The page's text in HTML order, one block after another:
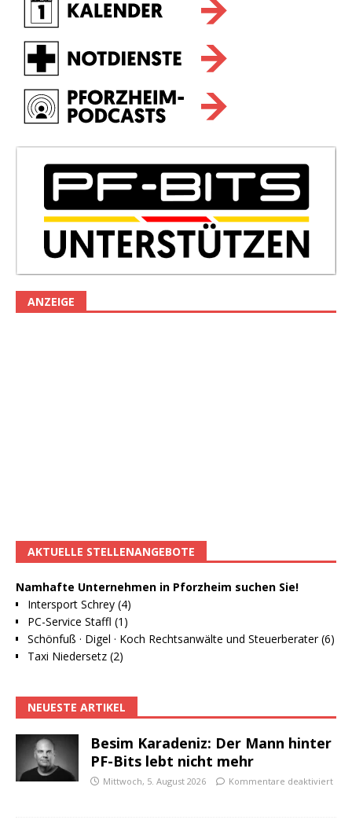
ANZEIGE
AKTUELLE STELLENANGEBOTE
Namhafte Unternehmen in Pforzheim suchen Sie!
Intersport Schrey (4)
PC-Service Staffl (1)
Schönfuß · Digel · Koch Rechtsanwälte und Steuerberater (6)
Taxi Niedersetz (2)
NEUESTE ARTIKEL
Besim Karadeniz: Der Mann hinter
PF-Bits lebt nicht mehr
Mittwoch, 5. August 2026 Kommentare deaktiviert